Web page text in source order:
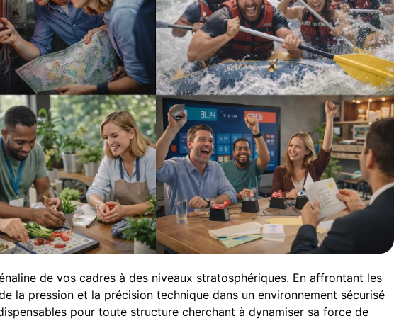
de vos cadres à des niveaux stratosphériques. En affrontant les
la pression et la précision technique dans un environnement sécurisé
pour toute structure cherchant à dynamiser sa force de